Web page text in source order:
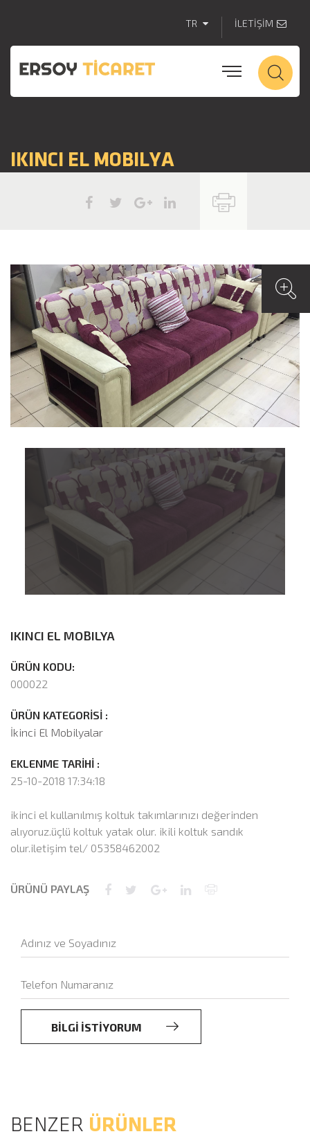
TR İLETİŞİM
IKINCI EL MOBILYA
IKINCI EL MOBILYA
ÜRÜN KODU:
000022
ÜRÜN KATEGORİSİ :
İkinci El Mobilyalar
EKLENME TARİHİ :
25-10-2018 17:34:18
ikinci el kullanılmış koltuk takımlarınızı değerinden
alıyoruz.üçlü koltuk yatak olur. ikili koltuk sandık
olur.iletişim tel/ 05358462002
ÜRÜNÜ PAYLAŞ
BİLGİ İSTİYORUM
BENZER ÜRÜNLER